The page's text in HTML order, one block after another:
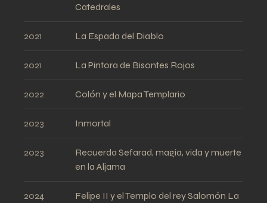
Catedrales
2021 La Espada del Diablo
2021 La Pintora de Bisontes Rojos
2022 Colón y el Mapa Templario
2023 Inmortal
2023
Recuerda Sefarad, magia, vida y muerte
en la Aljama
2024
Felipe II y el Templo del rey Salomón La